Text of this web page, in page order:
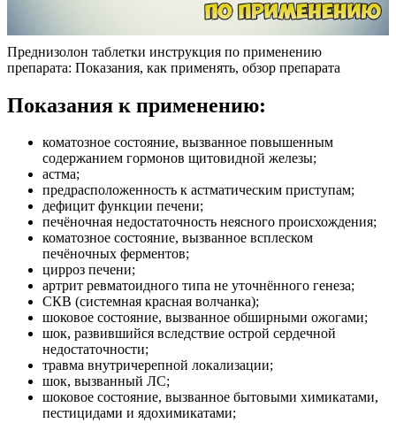
Преднизолон таблетки инструкция по применению
препарата: Показания, как применять, обзор препарата
Показания к применению:
коматозное состояние, вызванное повышенным
содержанием гормонов щитовидной железы;
астма;
предрасположенность к астматическим приступам;
дефицит функции печени;
печёночная недостаточность неясного происхождения;
коматозное состояние, вызванное всплеском
печёночных ферментов;
цирроз печени;
артрит ревматоидного типа не уточнённого генеза;
СКВ (системная красная волчанка);
шоковое состояние, вызванное обширными ожогами;
шок, развившийся вследствие острой сердечной
недостаточности;
травма внутричерепной локализации;
шок, вызванный ЛС;
шоковое состояние, вызванное бытовыми химикатами,
пестицидами и ядохимикатами;